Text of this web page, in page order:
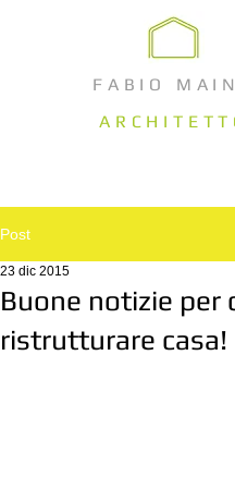
FABIO
Post
Buone notizie per
ristrutturare casa!
23 dic 2015